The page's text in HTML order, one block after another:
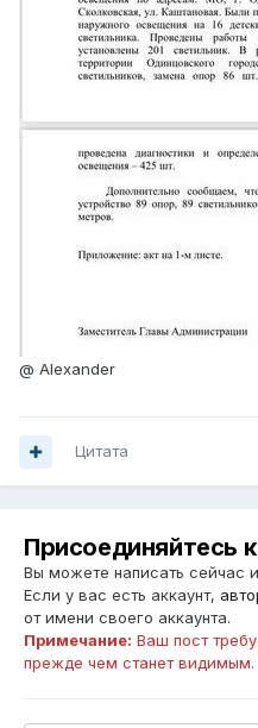
@ Alexander
Цитата
Присоединяйтесь
Вы можете написать сейчас
Если у вас есть аккаунт,
от имени своего аккаунта.
Примечание: Ваш пост
прежде чем станет видимым.